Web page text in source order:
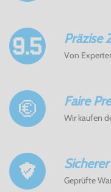
Präzise
Von
Faire
Wir kaufen
Geprüfte